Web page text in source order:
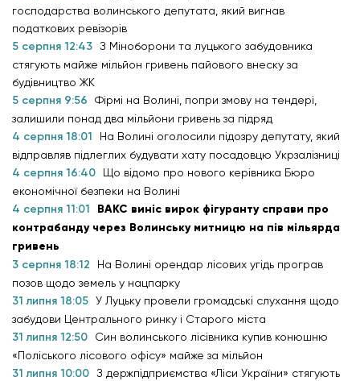
господарства волинського депутата, який вигнав
податкових ревізорів
5 серпня 12:43 З Міноборони та луцького забудовника
стягують майже мільйон гривень пайового внеску за
будівництво ЖК
5 серпня 9:56
Фірмі на Волині, попри змову на тендері,
залишили понад два мільйони гривень за підряд
4 серпня 18:01
На Волині оголосили підозру депутату, який
відправляв підлеглих будувати хату посадовцю Укрзалізниці
4 серпня 16:40
Що відомо про нового керівника Бюро
економічної безпеки на Волині
4 серпня 11:01
ВАКС виніс вирок фігуранту справи про
контрабанду через Волинську митницю на пів мільярда
гривень
3 серпня 18:12
На Волині орендар лісових угідь програв
позов щодо земель у нацпарку
31 липня 18:05 У Луцьку провели громадські слухання щодо
забудови Центрального ринку і Старого міста
31 липня 12:50
Син волинського лісівника купив конюшню
«Поліського лісового офісу» майже за мільйон
31 липня 10:00 З держпідприємства «Ліси України» стягують